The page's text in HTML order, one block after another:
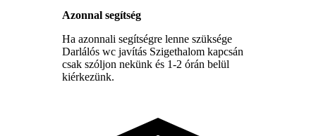
Azonnal segítség
Ha azonnali segítségre lenne szüksége
Darlálós wc javítás Szigethalom kapcsán
csak szóljon nekünk és 1-2 órán belül
kiérkezünk.